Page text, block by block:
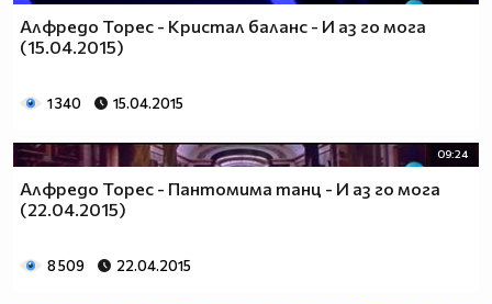
Алфредо Торес - Кристал баланс - И аз го мога
(15.04.2015)
1 340 15.04.2015
09:24
Алфредо Торес - Пантомима танц - И аз го мога
(22.04.2015)
8 509 22.04.2015